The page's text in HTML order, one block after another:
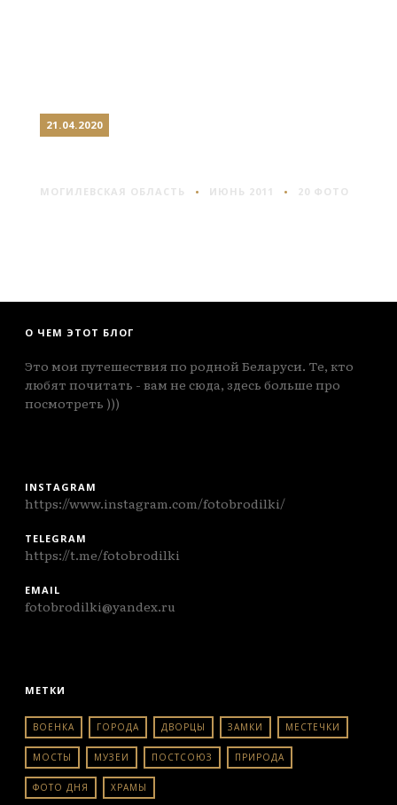
21.04.2020
МОГИЛЕВСКАЯ ОБЛАСТЬ ИЮНЬ 2011 20 ФОТО
О ЧЕМ ЭТОТ БЛОГ
Это мои путешествия по родной Беларуси. Те, кто
любят почитать - вам не сюда, здесь больше про
посмотреть )))
INSTAGRAM
https://www.instagram.com/fotobrodilki/
TELEGRAM
https://t.me/fotobrodilki
EMAIL
fotobrodilki@yandex.ru
МЕТКИ
ВОЕНКА ГОРОДА ДВОРЦЫ ЗАМКИ МЕСТЕЧКИ
МОСТЫ МУЗЕИ ПОСТСОЮЗ ПРИРОДА
ФОТО ДНЯ ХРАМЫ